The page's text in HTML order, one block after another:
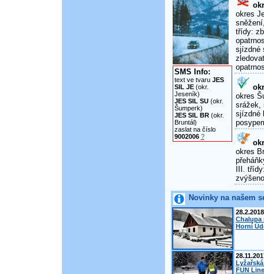
SMS Info:
text ve tvaru JES
SIL JE(okr.
Jeseník)
JES SIL SU(okr.
Šumperk)
JES SIL BR(okr.
Bruntál)
zaslat na číslo
9002006 ?
okres
třídy:
sjízdné
okres
srážek,
sjízdné
okres
III.
Novinky na našem
28.2.2018
Chalupa
Horní
FUN